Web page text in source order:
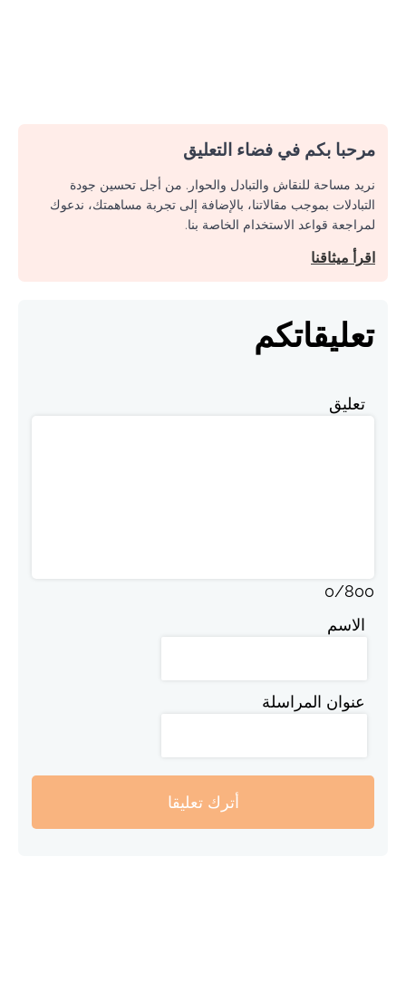
مرحبا بكم في فضاء التعليق
نريد مساحة للنقاش والتبادل والحوار. من أجل تحسين جودة
التبادلات بموجب مقالاتنا، بالإضافة إلى تجربة مساهمتك، ندعوك
لمراجعة قواعد الاستخدام الخاصة بنا.
اقرأ ميثاقنا
تعليقاتكم
تعليق
0/800
الاسم
عنوان المراسلة
أترك تعليقا